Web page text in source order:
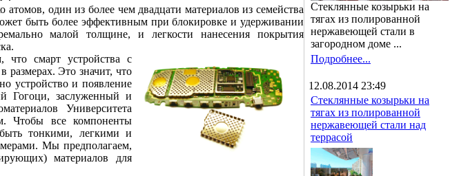
один из более чем двадцати материалов из семейства
быть более эффективным при блокировке и удерживании
малой толщине, и легкости нанесения покрытия
что смарт устройства с
размерах. Это значит, что
устройство и появление
Гогоци, заслуженный и
Университета
Чтобы все компоненты
тонкими, легкими и
Мы предполагаем,
материалов для
Стеклянные козырьки на
тягах из полированной
нержавеющей стали в
загородном доме ...
Подробнее...
12.08.2014 23:49
Стеклянные козырьки на
тягах из полированной
нержавеющей стали над
террасой